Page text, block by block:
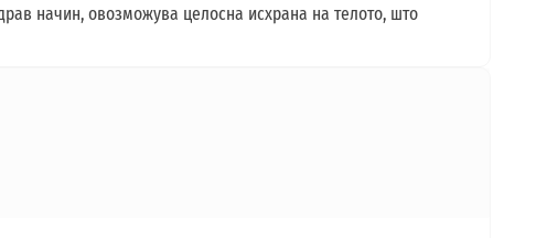
начин, овозможува целосна исхрана на телото, што